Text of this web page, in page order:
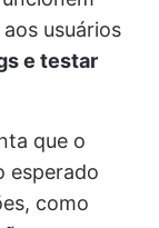
usuários
e testar
que o
esperado
como